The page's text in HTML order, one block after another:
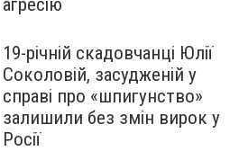
агресію
19-річній скадовчанці Юлії
Соколовій, засудженій у
справі про «шпигунство»
залишили без змін вирок у
Росії